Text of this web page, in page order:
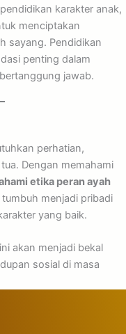
karakter anak,
menciptakan
sayang. Pendidikan
penting dalam
jawab.
perhatian,
Dengan memahami
etika peran ayah
menjadi pribadi
yang baik.
akan menjadi bekal
sosial di masa